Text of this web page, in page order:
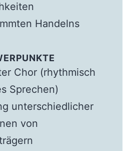
Handelns
Chor (rhythmisch
Sprechen)
unterschiedlicher
von